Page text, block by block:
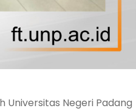
Negeri Padang